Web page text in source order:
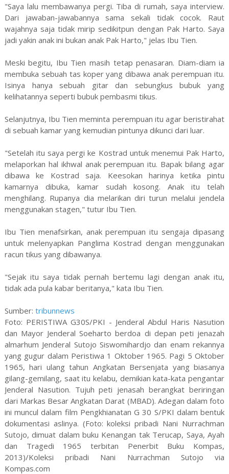
"Saya lalu membawanya pergi. Tiba di rumah, saya interview.
Dari jawaban-jawabannya sama sekali tidak cocok. Raut
wajahnya saja tidak mirip sedikitpun dengan Pak Harto. Saya
jadi yakin anak ini bukan anak Pak Harto," jelas Ibu Tien.
Meski begitu, Ibu Tien masih tetap penasaran. Diam-diam ia
membuka sebuah tas koper yang dibawa anak perempuan itu.
Isinya hanya sebuah gitar dan sebungkus bubuk yang
kelihatannya seperti bubuk pembasmi tikus.
Selanjutnya, Ibu Tien meminta perempuan itu agar beristirahat
di sebuah kamar yang kemudian pintunya dikunci dari luar.
"Setelah itu saya pergi ke Kostrad untuk menemui Pak Harto,
melaporkan hal ikhwal anak perempuan itu. Bapak bilang agar
dibawa ke Kostrad saja. Keesokan harinya ketika pintu
kamarnya dibuka, kamar sudah kosong. Anak itu telah
menghilang. Rupanya dia melarikan diri turun melalui jendela
menggunakan stagen," tutur Ibu Tien.
Ibu Tien menafsirkan, anak perempuan itu sengaja dipasang
untuk melenyapkan Panglima Kostrad dengan menggunakan
racun tikus yang dibawanya.
"Sejak itu saya tidak pernah bertemu lagi dengan anak itu,
tidak ada pula kabar beritanya," kata Ibu Tien.
Sumber: tribunnews
Foto: PERISTIWA G30S/PKI - Jenderal Abdul Haris Nasution
dan Mayor Jenderal Soeharto berdoa di depan peti jenazah
almarhum Jenderal Sutojo Siswomihardjo dan enam rekannya
yang gugur dalam Peristiwa 1 Oktober 1965. Pagi 5 Oktober
1965, hari ulang tahun Angkatan Bersenjata yang biasanya
gilang-gemilang, saat itu kelabu, demikian kata-kata pengantar
Jenderal Nasution. Tujuh peti jenasah berangkat beriringan
dari Markas Besar Angkatan Darat (MBAD). Adegan dalam foto
ini muncul dalam film Pengkhianatan G 30 S/PKI dalam bentuk
dokumentasi aslinya. (Foto: koleksi pribadi Nani Nurrachman
Sutojo, dimuat dalam buku Kenangan tak Terucap, Saya, Ayah
dan Tragedi 1965 terbitan Penerbit Buku Kompas,
2013)/Koleksi pribadi Nani Nurrachman Sutojo via
Kompas.com